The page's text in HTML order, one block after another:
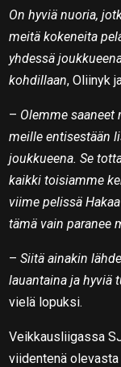
On hyviä nuoria,
meitä kokeneita
yhdessä
kohdillaan, Oliinyk
– Olemme saaneet
meille entisestään
joukkueena. Se
kaikki toisiamme
viime pelissä
tämä vain paranee
–Siitä ainakin
lauantaina ja hyviä
vielä lopuksi.
Veikkausliigassa
viidentenä